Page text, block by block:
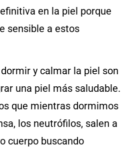
en la piel porque
sensible a estos
y calmar la piel son
una piel más saludable.
que mientras dormimos
los neutrófilos, salen a
cuerpo buscando